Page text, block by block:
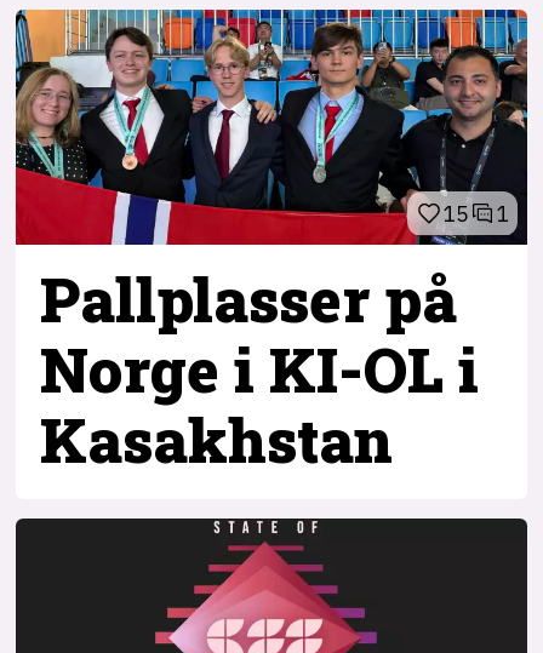
15 1
Pallplasser på
Norge i KI-OL i
Kasakhstan